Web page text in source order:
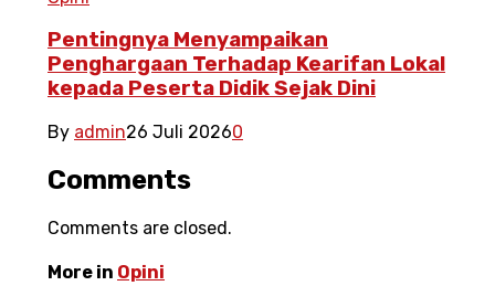
Pentingnya Menyampaikan
Penghargaan Terhadap Kearifan Lokal
kepada Peserta Didik Sejak Dini
By admin26 Juli 20260
Comments
Comments are closed.
More in Opini